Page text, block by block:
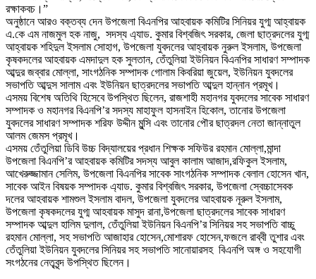
রক্ষাকবচ।”
অনুষ্ঠানে আরও বক্তব্য দেন উপজেলা বিএনপির আহবায়ক কমিটির সিনিয়র যুগ্ম আহ্বায়ক
এ.কে এম নাজমুল হক নাজু, সদস্য এ্যাড. কুমার বিশ্বজিৎ সরকার, জেলা ছাত্রদলের যুগ্ম
আহ্বায়ক শহিদুল ইসলাম সোহাগ, উপজেলা যুবদলের আহ্বায়ক নুরুল ইসলাম, উপজেলা
কৃষকদলের আহবায়ক এমদাদুল হক সুলতান, তেঁতুলিয়া ইউনিয়ন বিএনপির সাধারণ সম্পাদক
আব্দুর জব্বার মোল্লা, সাংগঠনিক সম্পাদক গোলাম কিবরিয়া জুয়েল, ইউনিয়ন যুবদলের
সভাপতি আব্দুস সালাম এবং ইউনিয়ন ছাত্রদলের সভাপতি আব্দুল হান্নান প্রমূখ।
এসময় বিশেষ অতিথি হিসেবে উপস্থিত ছিলেন, রাজশাহী মহানগর যুবদলের সাবেক সাধারণ
সম্পাদক ও মহানগর বিএনপি’র সদস্য মাহাফুল হাসনাইন হিকোল, তানোর উপজেলা
যুবদলের সাধারণ সম্পাদক শরিফ উদ্দীন মুন্সি এবং তানোর পৌর ছাত্রদল নেতা জান্নাতুল
আলম জেমস প্রমূখ।
এসময় তেঁতুলিয়া ডিবি উচ্চ বিদ্যালয়ের প্রধান শিক্ষক সফিউর রহমান মোল্লা,মান্দা
উপজেলা বিএনপি’র আহবায়ক কমিটির সদস্য আবুল কালাম আজাদ,রফিকুল ইসলাম,
আখেরুজ্জামান সেলিম, উপজেলা বিএনপির সাবেক সাংগঠনিক সম্পাদক বেলাল হোসেন খান,
সাবেক আইন বিষয়ক সম্পাদক এ্যাড. কুমার বিশ্বজিৎ সরকার, উপজেলা স্বেচ্চাসেবক
দলের আহবায়ক শামশুল ইসলাম বাদল, উপজেলা যুবদলের আহবায়ক নূরুল ইসলাম,
উপজেলা কৃষকদলের যুগ্ম আহবায়ক মাসুদ রানা,উপজেলা ছাত্রদলের সাবেক সাধারণ
সম্পাদক আব্দুল হালিম দুলাল, তেঁতুলিয়া ইউনিয়ন বিএনপি’র সিনিয়র সহ সভাপতি বাচ্চু
রহমান মোল্লা, সহ সভাপতি আজাহার হোসেন,মোশারফ হোসেন,ফজলে রাব্বী তুশার এবং
তেঁতুলিয়া ইউনিয়ন যুবদলের সিনিয়র সহ সভাপতি সানোয়ারসহ বিএনপি অঙ্গ ও সহযোগী
সংগঠনের নেতৃবৃন্দ উপস্থিত ছিলেন।